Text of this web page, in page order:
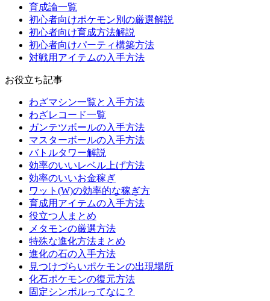
育成論一覧
初心者向けポケモン別の厳選解説
初心者向け育成方法解説
初心者向けパーティ構築方法
対戦用アイテムの入手方法
お役立ち記事
わざマシン一覧と入手方法
わざレコード一覧
ガンテツボールの入手方法
マスターボールの入手方法
バトルタワー解説
効率のいいレベル上げ方法
効率のいいお金稼ぎ
ワット(W)の効率的な稼ぎ方
育成用アイテムの入手方法
役立つ人まとめ
メタモンの厳選方法
特殊な進化方法まとめ
進化の石の入手方法
見つけづらいポケモンの出現場所
化石ポケモンの復元方法
固定シンボルってなに？